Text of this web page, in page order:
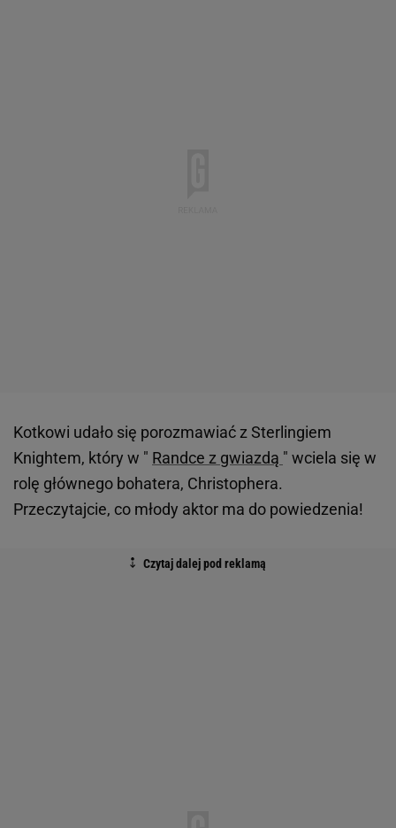
Kotkowi udało się porozmawiać z Sterlingiem
Knightem, który w " Randce z gwiazdą " wciela się w
rolę głównego bohatera, Christophera.
Przeczytajcie, co młody aktor ma do powiedzenia!